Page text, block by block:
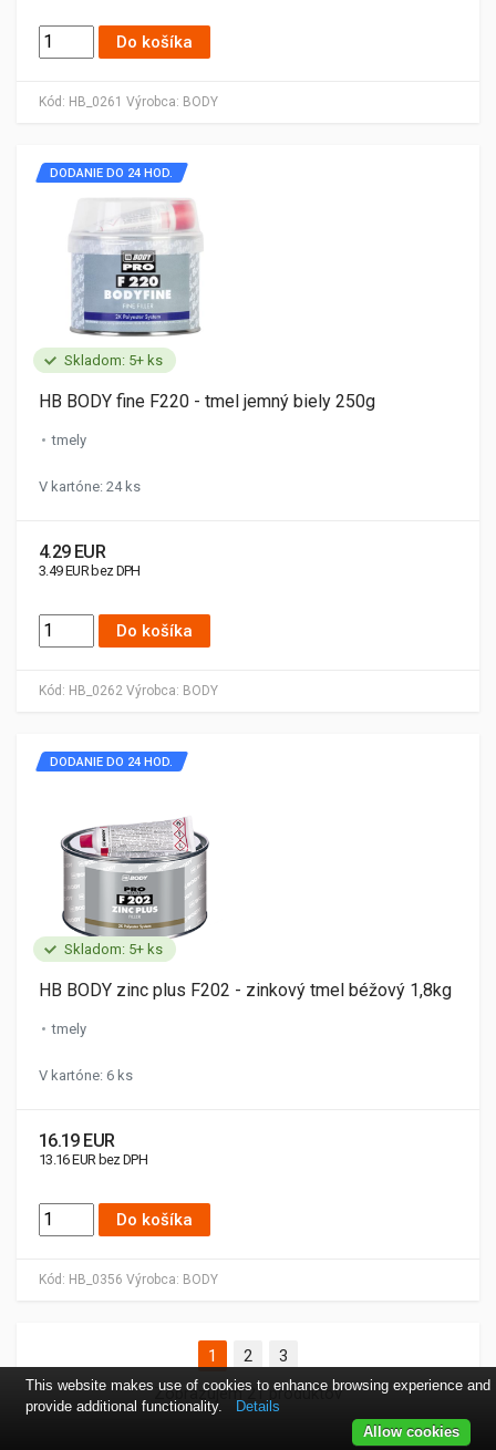
Kód: HB_0261 Výrobca: BODY
Do košíka
Skladom: 5+ ks
Kód: HB_0262 Výrobca: BODY
DODANIE DO 24 HOD.
HB BODY fine F220 - tmel jemný biely 250g
tmely
V kartóne: 24 ks
4.29 EUR
3.49 EUR bez DPH
Do košíka
Skladom: 5+ ks
Kód: HB_0356 Výrobca: BODY
DODANIE DO 24 HOD.
HB BODY zinc plus F202 - zinkový tmel béžový 1,8kg
tmely
V kartóne: 6 ks
16.19 EUR
13.16 EUR bez DPH
Do košíka
1 2
3
Zobrazujem 21 produktov
This website makes use of cookies to enhance browsing experience and
provide additional functionality.
Details
Allow cookies